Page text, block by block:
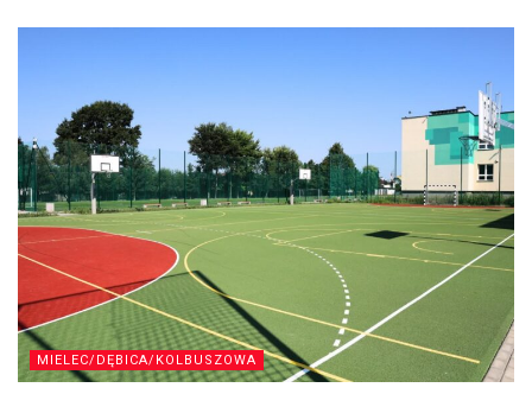
MIELEC/DĘBICA/KOLBUSZOWA